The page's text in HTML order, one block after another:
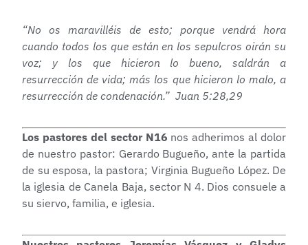
“No os maravilléis de esto; porque vendrá hora
cuando todos los que están en los sepulcros oirán su
voz; y los que hicieron lo bueno, saldrán a
resurrección de vida; más los que hicieron lo malo, a
resurrección de condenación.” Juan 5:28,29
Los pastores del sector N16 nos adherimos al dolor
de nuestro pastor: Gerardo Bugueño, ante la partida
de su esposa, la pastora; Virginia Bugueño López. De
la iglesia de Canela Baja, sector N 4. Dios consuele a
su siervo, familia, e iglesia.